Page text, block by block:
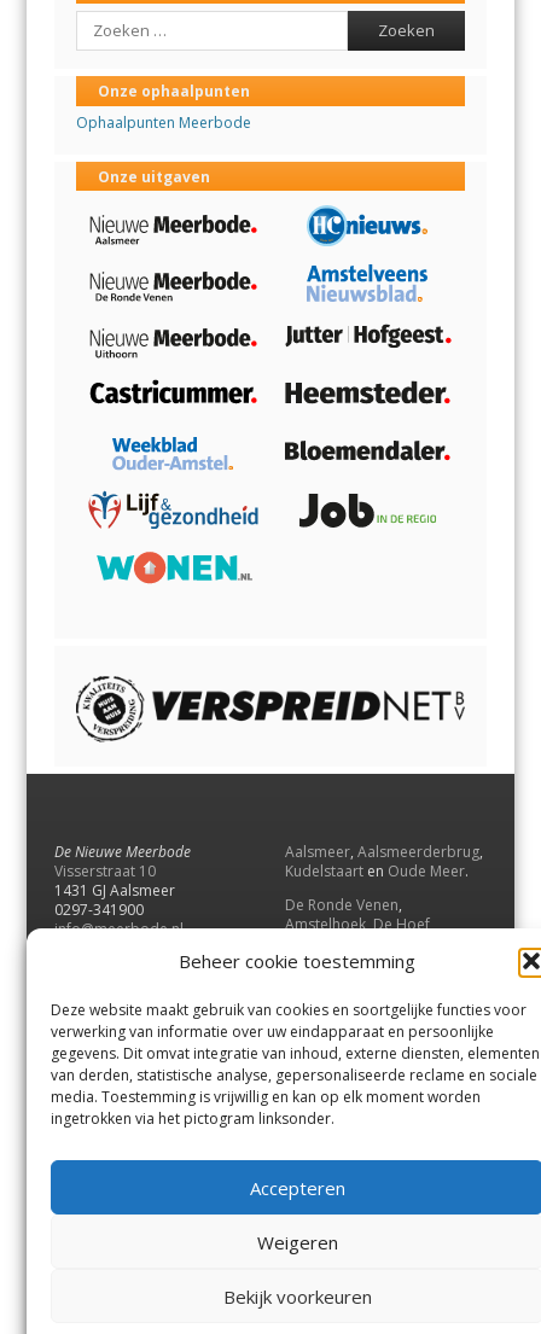
Beheer cookie toestemming
Deze website maakt gebruik van cookies en soortgelijke functies voor
verwerking van informatie over uw eindapparaat en persoonlijke
gegevens. Dit omvat integratie van inhoud, externe diensten, elementen
van derden, statistische analyse, gepersonaliseerde reclame en sociale
media. Toestemming is vrijwillig en kan op elk moment worden
ingetrokken via het pictogram linksonder.
Accepteren
Weigeren
Bekijk voorkeuren
Search
Onze ophaalpunten
Ophaalpunten Meerbode
Onze uitgaven
De Nieuwe Meerbode
Visserstraat 10
1431 GJ Aalsmeer
0297-341900
info@meerbode.nl
Aalsmeer, Aalsmeerderbrug,
Kudelstaart en Oude Meer.
De Ronde Venen,
Amstelhoek,De Hoef,
Vrouwenakker,Waverveen
UithoornenDe Kwakel.
Contact
Andere uitgaven
Bezorgklacht
Vacatures
Voorwaarden
Privacyverklaring
De Ronde Venen